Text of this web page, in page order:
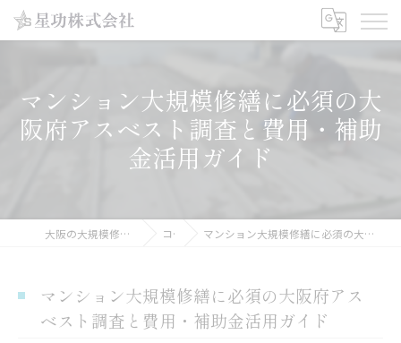
マンション大規模修繕に必須の大
阪府アスベスト調査と費用・補助
金活用ガイド
大阪の大規模修繕工事なら星功株式会社 コラム マンション大規模修繕に必須の大阪府アスベスト調査と費用・補助金活用ガイド
マンション大規模修繕に必須の大阪府アス
ベスト調査と費用・補助金活用ガイド